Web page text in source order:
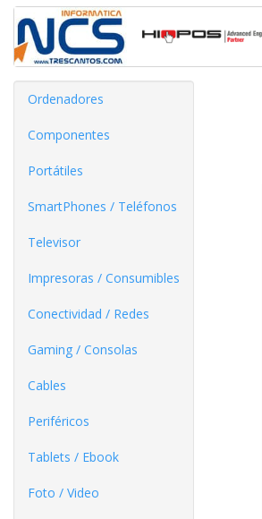
Ordenadores
Componentes
Portátiles
SmartPhones / Teléfonos
Televisor
Impresoras / Consumibles
Conectividad / Redes
Gaming / Consolas
Cables
Periféricos
Tablets / Ebook
Foto / Video